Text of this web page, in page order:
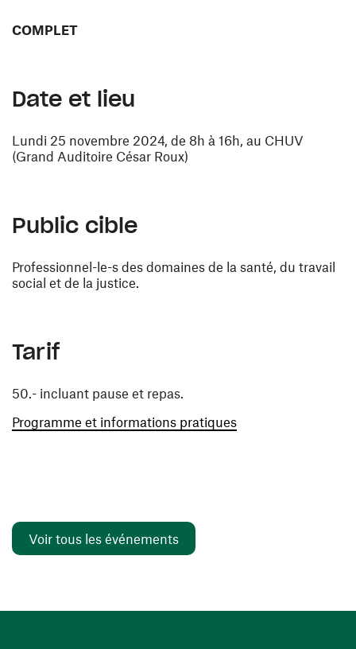
COMPLET
Date et lieu
Lundi 25 novembre 2024, de 8h à 16h, au CHUV
(Grand Auditoire César Roux)
Public cible
Professionnel-le-s des domaines de la santé, du travail
social et de la justice.
Tarif
50.- incluant pause et repas.
Programme et informations pratiques(ouvre une
Voir tous les événements